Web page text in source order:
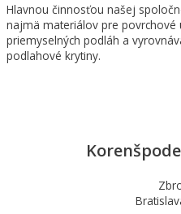
Hlavnou činnosťou našej
najmä materiálov pre povrchové
priemyselných podláh a
podlahové krytiny.